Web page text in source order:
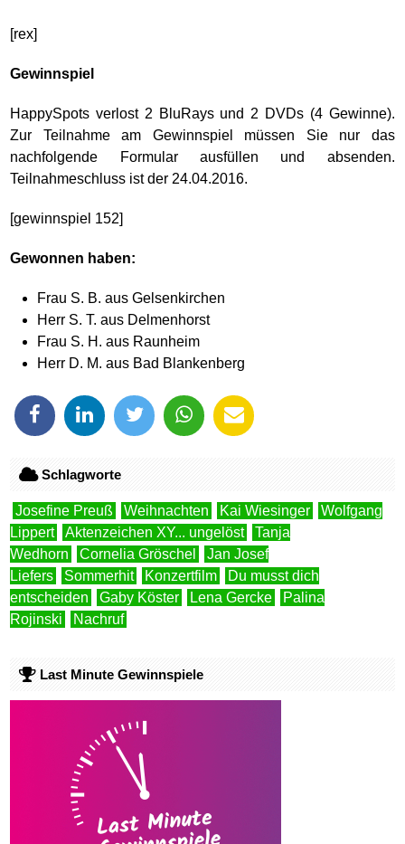
[rex]
Gewinnspiel
HappySpots verlost 2 BluRays und 2 DVDs (4 Gewinne).
Zur Teilnahme am Gewinnspiel müssen Sie nur das
nachfolgende Formular ausfüllen und absenden.
Teilnahmeschluss ist der 24.04.2016.
[gewinnspiel 152]
Gewonnen haben:
Frau S. B. aus Gelsenkirchen
Herr S. T. aus Delmenhorst
Frau S. H. aus Raunheim
Herr D. M. aus Bad Blankenberg
Schlagworte
Josefine Preuß Weihnachten Kai Wiesinger
Wolfgang
Lippert
Aktenzeichen XY... ungelöst
Tanja
Wedhorn
Cornelia Gröschel
Jan Josef
Liefers
Sommerhit Konzertfilm
Du musst dich
entscheiden
Gaby Köster Lena Gercke
Palina
Rojinski
Nachruf
Last Minute Gewinnspiele